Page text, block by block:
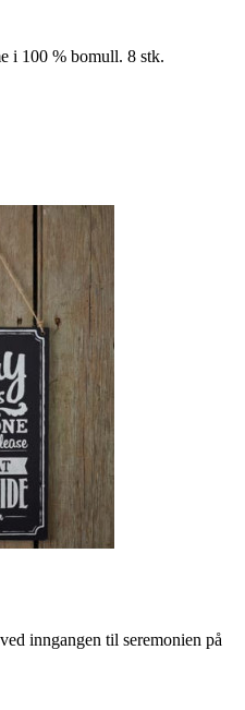
i 100 % bomull. 8 stk.
inngangen til seremonien på